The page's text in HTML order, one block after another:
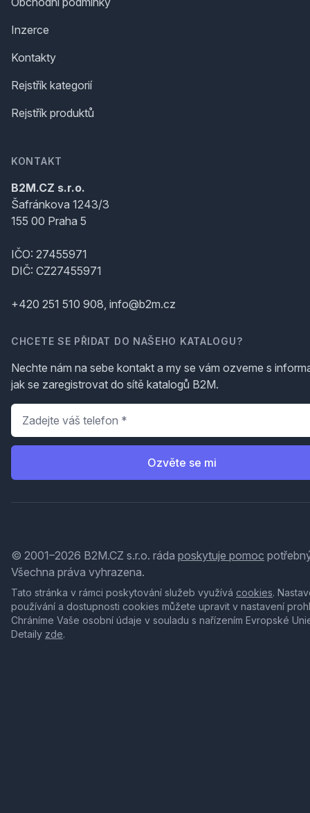
Inzerce
Kontakty
Rejstřík kategorií
Rejstřík produktů
KONTAKT
B2M.CZ s.r.o.
Šafránkova 1243/3
155 00 Praha 5
IČO: 27455971
DIČ: CZ27455971
+420 251 510 908, info@b2m.cz
CHCETE SE PŘIDAT DO NAŠEHO KATALOGU?
Nechte nám na sebe kontakt a my se vám ozveme s
jak se zaregistrovat do sítě katalogů B2M.
Telefon
Ozvěte se mi
© 2001–2026 B2M.CZ s.r.o. ráda poskytuje pomoc
Všechna práva vyhrazena.
Tato stránka v rámci poskytování služeb využívá cookies.
používání a dostupnosti cookies můžete upravit v nastavení
Chráníme Vaše osobní údaje v souladu s nařízením Evropské
Detaily zde.